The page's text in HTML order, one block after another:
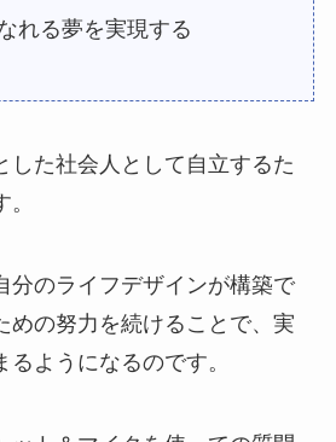
れる夢を実現する
した社会人として自立するた
分のライフデザインが構築で
めの努力を続けることで、実
ようになるのです。